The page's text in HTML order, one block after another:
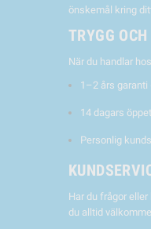
önskemål kring
TRYGG
När du handlar
1–2 års garanti
14 dagars
Personlig
Har du frågor
du alltid